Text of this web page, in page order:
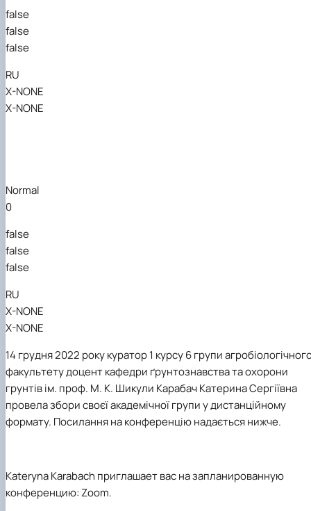
false
false
false
RU
X-NONE
X-NONE
Normal
0
false
false
false
RU
X-NONE
X-NONE
14 грудня 2022 року куратор 1 курсу 6 групи
факультету доцент кафедри ґрунтознавства та охорони
грунтів ім. проф. М. К. Шикули Карабач Катерина Сергіївна
провела збори своєї академічної групи у дистанційному
формату. Посилання на конференцію надається нижче.
Kateryna Karabach приглашает вас на запланированную
конференцию: Zoom.